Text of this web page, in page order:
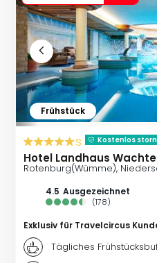
Frühstück
s Kostenlos
Hotel Landhaus
Rotenburg(Wümme),
4.5 ausgezeichnet
(178)
Exklusiv für Travelcircus
Tägliches